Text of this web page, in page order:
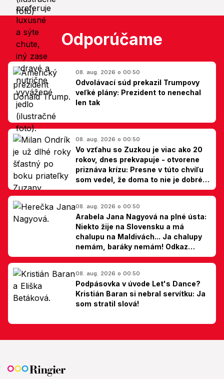
Odporúčame
08. aug. 2026 o 00:50
Odvolávací súd prekazil Trumpovy
veľké plány: Prezident to nenechal
len tak
08. aug. 2026 o 00:50
Vo vzťahu so Zuzkou je viac ako 20
rokov, dnes prekvapuje - otvorene
priznáva krízu: Presne v túto chvíľu
som vedel, že doma to nie je dobré,
hovorí Milan Ondrík
08. aug. 2026 o 00:50
Arabela Jana Nagyová na plné ústa:
Niekto žije na Slovensku a má
chalupu na Maldivách... Ja chalupy
nemám, baráky nemám! Odkaz
Slovákom
08. aug. 2026 o 00:50
Podpásovka v úvode Let's Dance?
Kristián Baran si nebral servítku: Ja
som stratil slová!